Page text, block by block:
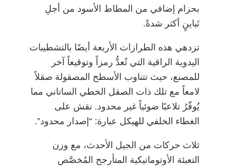
بحزام إضافي من المطاط الأسود من أجلِ
تَباينٍ أكثر شدةً.
تزدهي هذه الطرازات الأربعة أيضًا بالتشطيبات
اليدوية الراقية التي تُعدُّ رمزاً وتوقيعاً آخر
للمصنع، حيث تتناوب الأسطح المصقولة صقلاً
لامعاً مع تلك ذات الصقل الخطي الساتاني مما
يُوفّرُ تلاعبًا ضوئياً غير محدود. نقش على
الغطاء الخلفي للهيكل عبارة: “إصدار محدود”.
ثلاث حركات من الجيل الأحدث، مع وزن
التعبئة الأوتوماتيكية المتأرجح المُخصَّص